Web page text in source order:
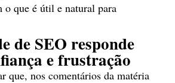
o que é útil e natural para
de SEO responde
e frustração
que, nos comentários da matéria